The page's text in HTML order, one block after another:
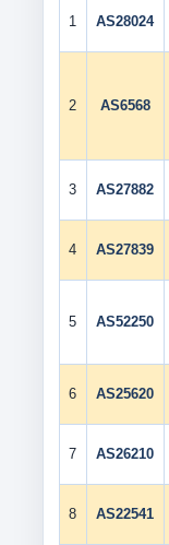
1 AS28024
2 AS6568
3 AS27882
4 AS27839
5 AS52250
6 AS25620
7 AS26210
8 AS22541